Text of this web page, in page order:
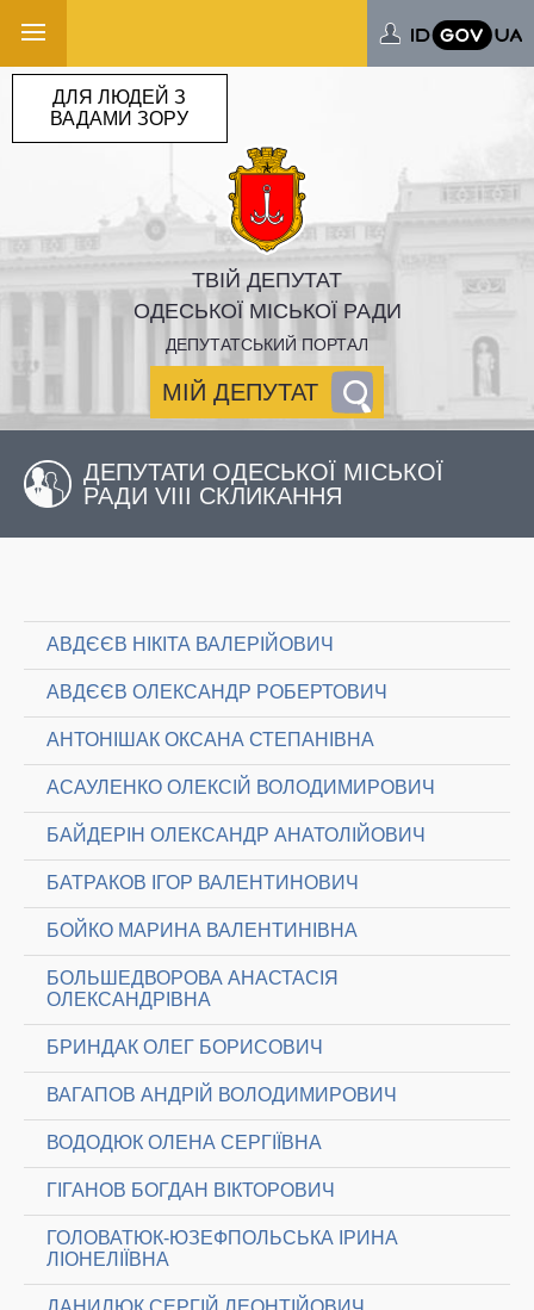
ТВІЙ ДЕПУТАТ
ОДЕСЬКОЇ МІСЬКОЇ РАДИ
ДЕПУТАТСЬКИЙ ПОРТАЛ
МІЙ ДЕПУТАТ
ДЛЯ ЛЮДЕЙ З
ВАДАМИ ЗОРУ
ДЕПУТАТИ ОДЕСЬКОЇ МІСЬКОЇ
РАДИ VIII СКЛИКАННЯ
АВДЄЄВ НІКІТА ВАЛЕРІЙОВИЧ
АВДЄЄВ ОЛЕКСАНДР РОБЕРТОВИЧ
АНТОНІШАК ОКСАНА СТЕПАНІВНА
АСАУЛЕНКО ОЛЕКСІЙ ВОЛОДИМИРОВИЧ
БАЙДЕРІН ОЛЕКСАНДР АНАТОЛІЙОВИЧ
БАТРАКОВ ІГОР ВАЛЕНТИНОВИЧ
БОЙКО МАРИНА ВАЛЕНТИНІВНА
БОЛЬШЕДВОРОВА АНАСТАСІЯ
ОЛЕКСАНДРІВНА
БРИНДАК ОЛЕГ БОРИСОВИЧ
ВАГАПОВ АНДРІЙ ВОЛОДИМИРОВИЧ
ВОДОДЮК ОЛЕНА СЕРГІЇВНА
ГІГАНОВ БОГДАН ВІКТОРОВИЧ
ГОЛОВАТЮК-ЮЗЕФПОЛЬСЬКА ІРИНА
ЛІОНЕЛІЇВНА